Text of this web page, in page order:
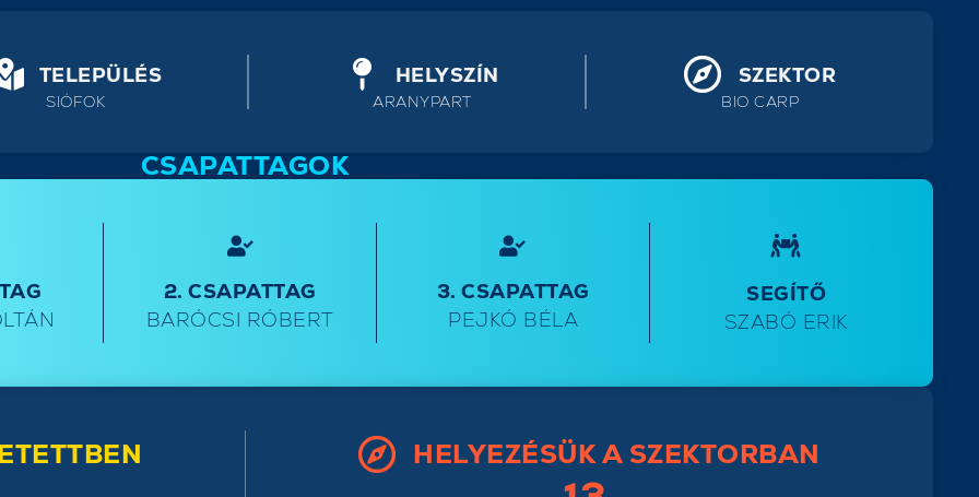
TELEPÜLÉS
SIÓFOK
HELYSZÍN
ARANYPART
SZEKTOR
BIO CARP
CSAPATTAGOK
2. CSAPATTAG
BARÓCSI RÓBERT
3. CSAPATTAG
PEJKÓ BÉLA
SEGÍTŐ
SZABÓ ERIK
HELYEZÉSÜK A SZEKTORBAN